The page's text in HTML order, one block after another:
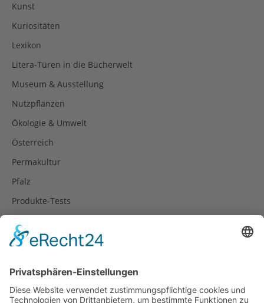
Kunst
Kuriositäten
Lexikon
Litera-Türen in die Bücherwelt
Museum & Ausstellung
Nutzpflanzen
Ökologie & Umwelt
Österreich
Permakultur
Pfalz
Produkte-Tests
Rezepte
Spanien
Südtirol